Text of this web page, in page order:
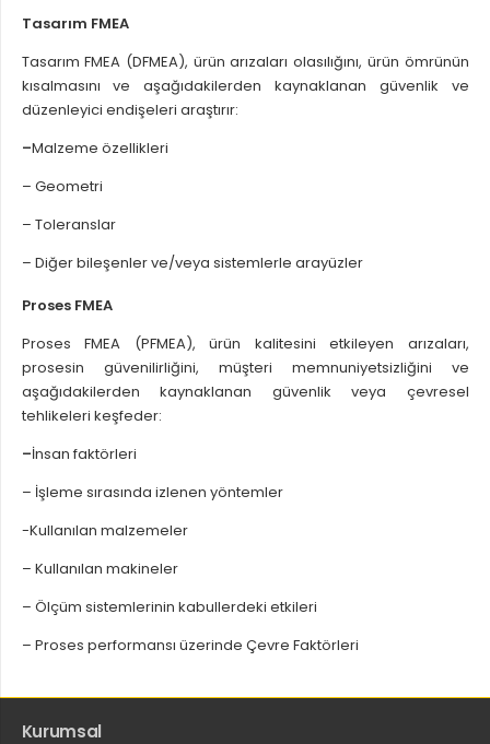
Tasarım FMEA
Tasarım FMEA (DFMEA), ürün arızaları olasılığını, ürün ömrünün
kısalmasını ve aşağıdakilerden kaynaklanan güvenlik ve
düzenleyici endişeleri araştırır:
–Malzeme özellikleri
– Geometri
– Toleranslar
– Diğer bileşenler ve/veya sistemlerle arayüzler
Proses FMEA
Proses FMEA (PFMEA), ürün kalitesini etkileyen arızaları,
prosesin güvenilirliğini, müşteri memnuniyetsizliğini ve
aşağıdakilerden kaynaklanan güvenlik veya çevresel
tehlikeleri keşfeder:
–İnsan faktörleri
– İşleme sırasında izlenen yöntemler
-Kullanılan malzemeler
– Kullanılan makineler
– Ölçüm sistemlerinin kabullerdeki etkileri
– Proses performansı üzerinde Çevre Faktörleri
Kurumsal